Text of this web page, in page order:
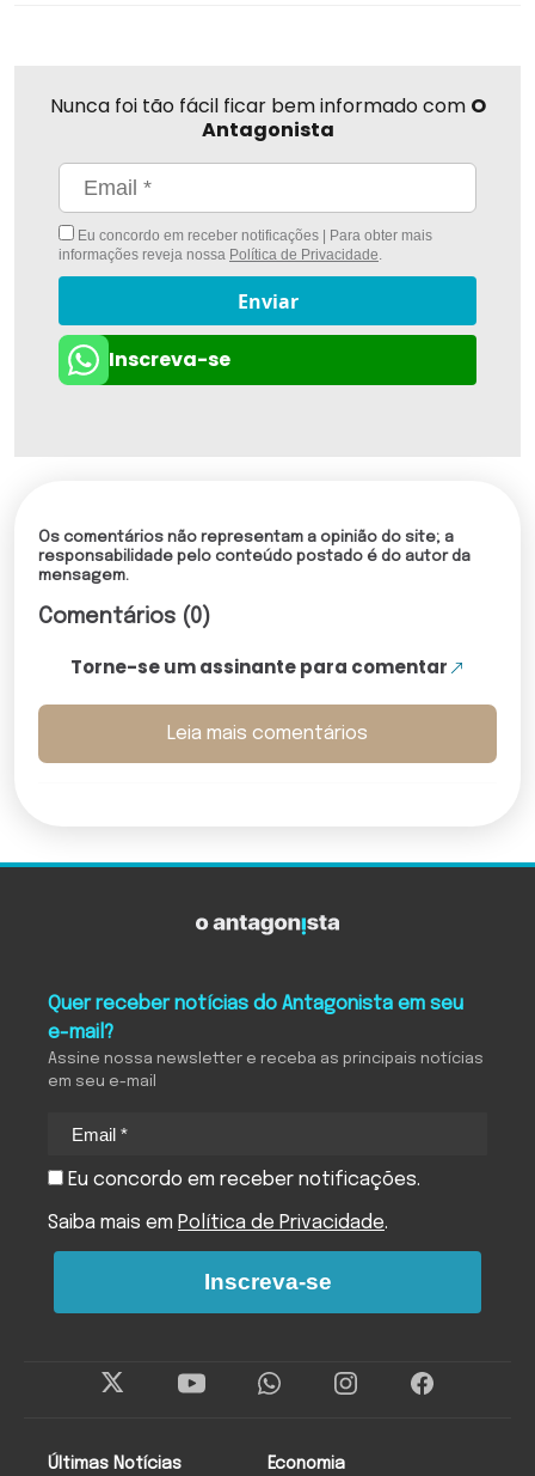
Nunca foi tão fácil ficar bem informado com O
Antagonista
Eu concordo em receber notificações | Para obter mais
informações reveja nossa Política de Privacidade.
Enviar
Inscreva-se
Os comentários não representam a opinião do site; a
responsabilidade pelo conteúdo postado é do autor da
mensagem.
Comentários (0)
Torne-se um assinante para comentar
Leia mais comentários
Últimas Notícias Economia
Quer receber notícias do Antagonista em seu
e-mail?
Assine nossa newsletter e receba as principais notícias
em seu e-mail
Eu concordo em receber notificações.
Saiba mais em Política de Privacidade.
Inscreva-se